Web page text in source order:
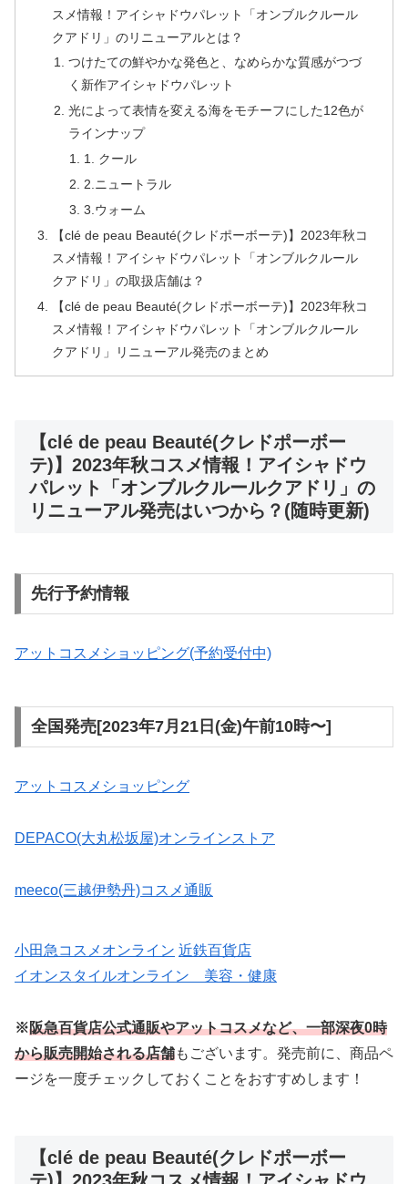
スメ情報！アイシャドウパレット「オンブルクルール
クアドリ」のリニューアルとは？
つけたての鮮やかな発色と、なめらかな質感がつづ
く新作アイシャドウパレット
光によって表情を変える海をモチーフにした12色が
ラインナップ
1. クール
2.ニュートラル
3.ウォーム
【clé de peau Beauté(クレドポーボーテ)】2023年秋コ
スメ情報！アイシャドウパレット「オンブルクルール
クアドリ」の取扱店舗は？
【clé de peau Beauté(クレドポーボーテ)】2023年秋コ
スメ情報！アイシャドウパレット「オンブルクルール
クアドリ」リニューアル発売のまとめ
【clé de peau Beauté(クレドポーボー
テ)】2023年秋コスメ情報！アイシャドウ
パレット「オンブルクルールクアドリ」の
リニューアル発売はいつから？(随時更新)
先行予約情報
アットコスメショッピング(予約受付中)
全国発売[2023年7月21日(金)午前10時〜]
アットコスメショッピング
DEPACO(大丸松坂屋)オンラインストア
meeco(三越伊勢丹)コスメ通販
小田急コスメオンライン 近鉄百貨店
イオンスタイルオンライン 美容・健康
※阪急百貨店公式通販やアットコスメなど、一部深夜0時
から販売開始される店舗もございます。発売前に、商品ペ
ージを一度チェックしておくことをおすすめします！
【clé de peau Beauté(クレドポーボー